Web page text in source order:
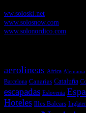
ww.soloski.net
www.solosnow.com
www.solonordico.com
aerolineas Africa Alemania
Barcelona Canarias Cataluña
escapadas Eslovenia
Hoteles Illes Balears